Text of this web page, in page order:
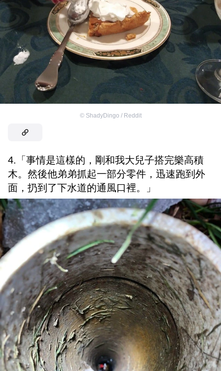
© ShadyDingo / Reddit
4.「事情是這樣的，剛和我大兒子搭完樂高積
木。然後他弟弟抓起一部分零件，迅速跑到外
面，扔到了下水道的通風口裡。」